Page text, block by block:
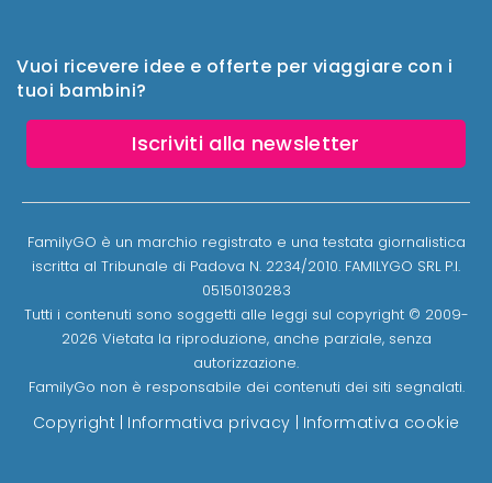
Vuoi ricevere idee e offerte per viaggiare con i
tuoi bambini?
Iscriviti alla newsletter
FamilyGO è un marchio registrato e una testata giornalistica
iscritta al Tribunale di Padova N. 2234/2010. FAMILYGO SRL P.I.
05150130283
Tutti i contenuti sono soggetti alle leggi sul copyright © 2009-
2026 Vietata la riproduzione, anche parziale, senza
autorizzazione.
FamilyGo non è responsabile dei contenuti dei siti segnalati.
Copyright | Informativa privacy | Informativa cookie